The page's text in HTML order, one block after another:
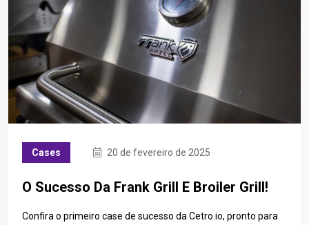
Cases 20 de fevereiro de 2025
O Sucesso Da Frank Grill E Broiler Grill!
Confira o primeiro case de sucesso da Cetro.io, pronto para